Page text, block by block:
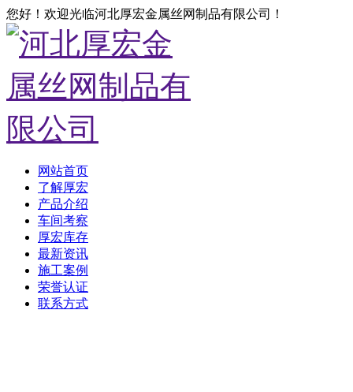
您好！欢迎光临河北厚宏金属丝网制品有限公司！
网站首页
了解厚宏
产品介绍
车间考察
厚宏库存
最新资讯
施工案例
荣誉认证
联系方式